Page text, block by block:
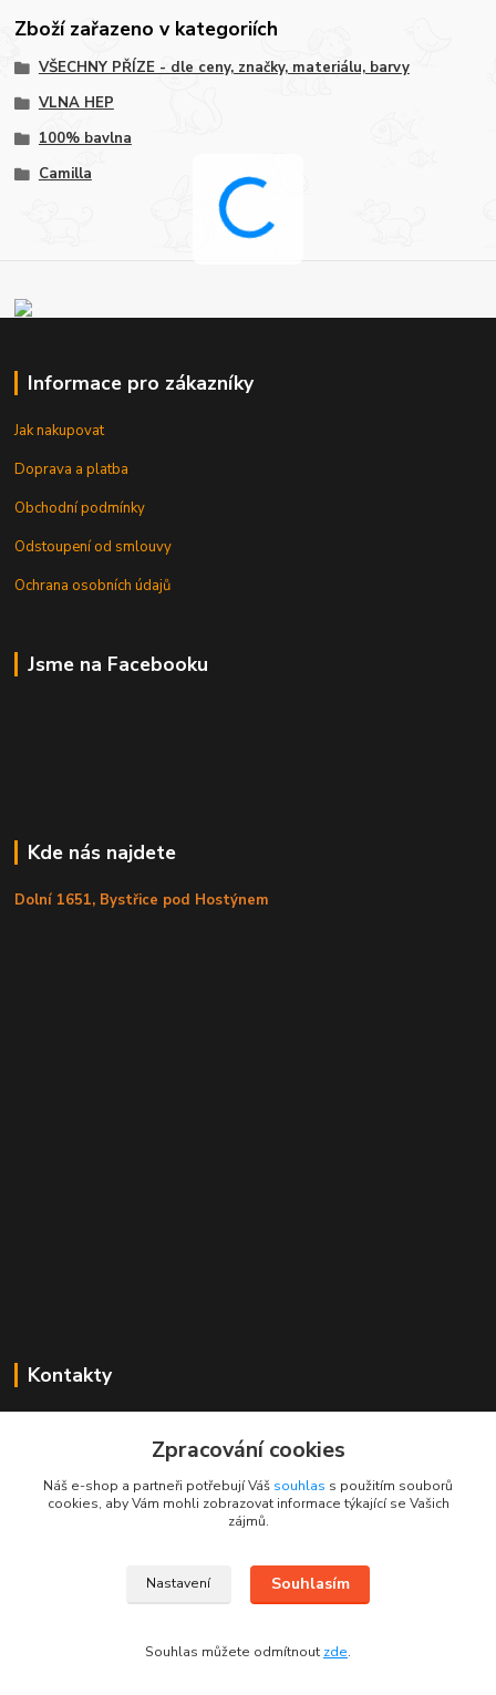
Zboží zařazeno v kategoriích
VŠECHNY PŘÍZE - dle ceny, značky, materiálu, barvy
VLNA HEP
100% bavlna
Camilla
Informace pro zákazníky
Jak nakupovat
Doprava a platba
Obchodní podmínky
Odstoupení od smlouvy
Ochrana osobních údajů
Jsme na Facebooku
Kde nás najdete
Dolní 1651, Bystřice pod Hostýnem
Kontakty
+420 725 613 837
info@rajklubicek.cz
Zpracování cookies
Náš e-shop a partneři potřebují Váš souhlas s použitím souborů
cookies, aby Vám mohli zobrazovat informace týkající se Vašich
zájmů.
Nastavení Souhlasím
Souhlas můžete odmítnout zde.